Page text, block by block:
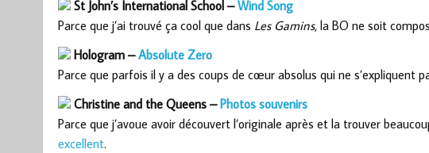
St John’s International School –Wind Song
Parce que j’ai trouvé ça cool que dans Les Gamins, la BO ne soit
Hologram –Absolute Zero
Parce que parfois il y a des coups de cœur absolus qui ne s’expliquent
Christine and the Queens – Photos souvenirs
Parce que j’avoue avoir découvert l’originale après et la trouver
excellent.